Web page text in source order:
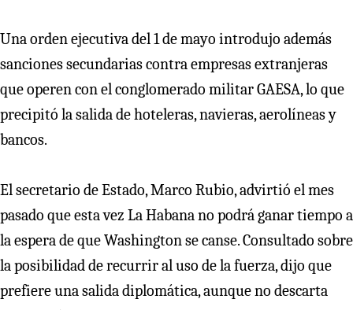
Una orden ejecutiva del 1 de mayo introdujo además
sanciones secundarias contra empresas extranjeras
que operen con el conglomerado militar GAESA, lo que
precipitó la salida de hoteleras, navieras, aerolíneas y
bancos.
El secretario de Estado, Marco Rubio, advirtió el mes
pasado que esta vez La Habana no podrá ganar tiempo a
la espera de que Washington se canse. Consultado sobre
la posibilidad de recurrir al uso de la fuerza, dijo que
prefiere una salida diplomática, aunque no descarta